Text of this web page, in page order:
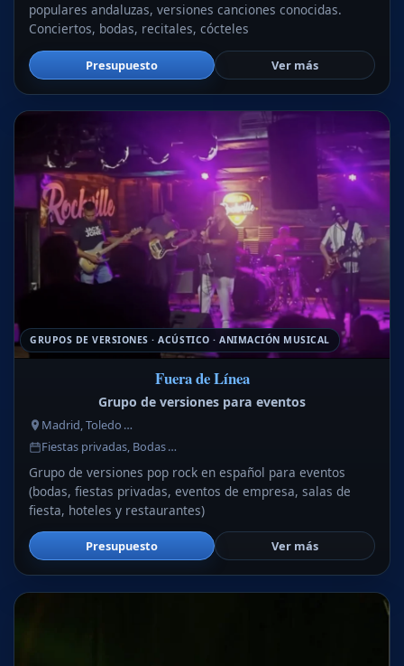
populares andaluzas, versiones canciones conocidas.
Conciertos, bodas, recitales, cócteles
Presupuesto Ver más
GRUPOS DE VERSIONES · ACÚSTICO · ANIMACIÓN MUSICAL
Fuera de Línea
Grupo de versiones para eventos
Madrid, Toledo …
Fiestas privadas, Bodas …
Grupo de versiones pop rock en español para eventos
(bodas, fiestas privadas, eventos de empresa, salas de
fiesta, hoteles y restaurantes)
Presupuesto Ver más